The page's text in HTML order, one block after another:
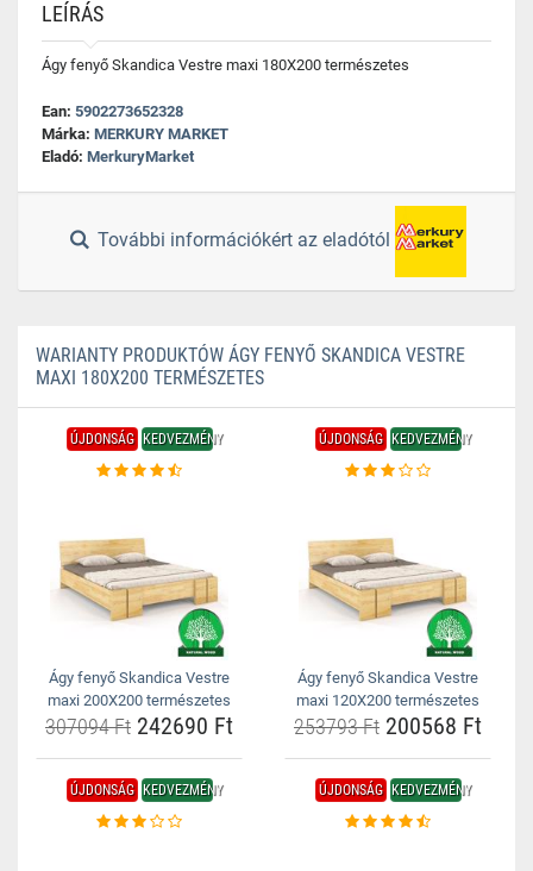
LEÍRÁS
Ágy fenyő Skandica Vestre maxi 180X200 természetes
Ean: 5902273652328
Márka: MERKURY MARKET
Eladó: MerkuryMarket
További információkért az eladótól
WARIANTY PRODUKTÓW ÁGY FENYŐ SKANDICA VESTRE
MAXI 180X200 TERMÉSZETES
ÚJDONSÁG KEDVEZMÉNY
Ágy fenyő Skandica Vestre
maxi 200X200 természetes
307094 Ft 242690 Ft
ÚJDONSÁG KEDVEZMÉNY
Ágy fenyő Skandica Vestre
maxi 120X200 természetes
253793 Ft 200568 Ft
ÚJDONSÁG KEDVEZMÉNY ÚJDONSÁG KEDVEZMÉNY